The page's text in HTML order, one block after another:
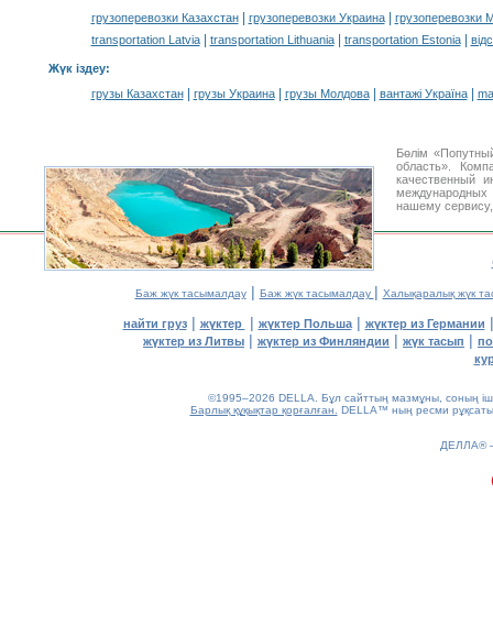
грузоперевозки Казахстан| грузоперевозки Украина|
грузоперевозки
transportation Latvia| transportation Lithuania| transportation Estonia|
Жүк іздеу:
грузы Казахстан| грузы Украина| грузы Молдова| вантажі Україна|
Бөлім
область».
качественный
международных
нашему
Баж жүк тасымалдау| Баж жүк тасымалдау | Халықаралық жүк
найти груз| жүктер | жүктер Польша| жүктер из Германии
жүктер из Литвы | жүктер из Финляндии | жүк тасып |
©1995–2026 DELLA. Бұл сайттың мазмұны, соның
Барлық құқықтар қорғалған.
DELLA™ ның ресми
ДЕЛЛА®